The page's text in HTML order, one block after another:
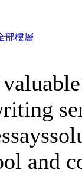
部樓層
and